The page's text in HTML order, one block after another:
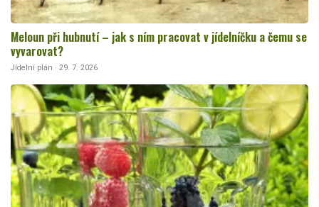
Meloun při hubnutí – jak s ním pracovat v jídelníčku a čemu se
vyvarovat?
Jídelní plán · 29. 7. 2026